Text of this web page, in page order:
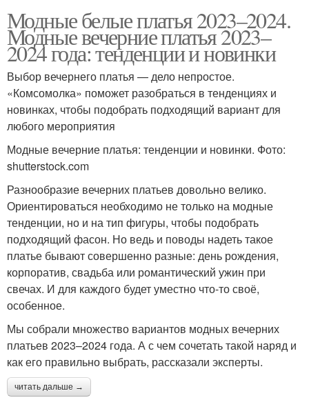
Модные белые платья 2023–2024.
Модные вечерние платья 2023–
2024 года: тенденции и новинки
Выбор вечернего платья — дело непростое.
«Комсомолка» поможет разобраться в тенденциях и
новинках, чтобы подобрать подходящий вариант для
любого мероприятия
Модные вечерние платья: тенденции и новинки. Фото:
shutterstock.com
Разнообразие вечерних платьев довольно велико.
Ориентироваться необходимо не только на модные
тенденции, но и на тип фигуры, чтобы подобрать
подходящий фасон. Но ведь и поводы надеть такое
платье бывают совершенно разные: день рождения,
корпоратив, свадьба или романтический ужин при
свечах. И для каждого будет уместно что-то своё,
особенное.
Мы собрали множество вариантов модных вечерних
платьев 2023–2024 года. А с чем сочетать такой наряд и
как его правильно выбрать, рассказали эксперты.
читать дальше →